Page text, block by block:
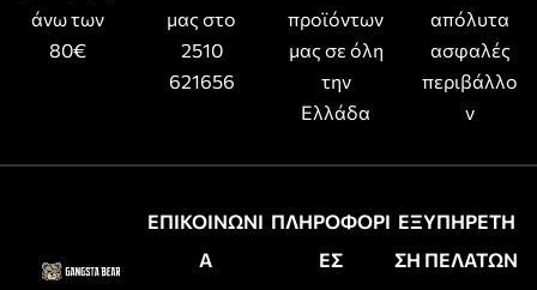
άνω των
80€
μας στο
2510
621656
προϊόντων
μας σε όλη
την
Ελλάδα
απόλυτα
ασφαλές
περιβάλλο
ν
ΕΠΙΚΟΙΝΩΝΙ
Α
ΠΛΗΡΟΦΟΡΙ
ΕΣ
ΕΞΥΠΗΡΕΤΗ
ΣΗ ΠΕΛΑΤΩΝ